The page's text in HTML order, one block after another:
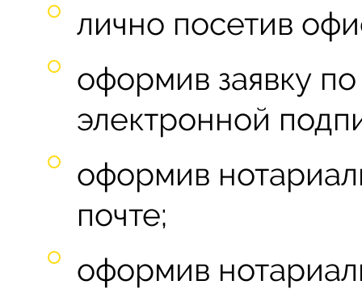
лично посетив
оформив заявку
электронной
оформив
почте;
оформив